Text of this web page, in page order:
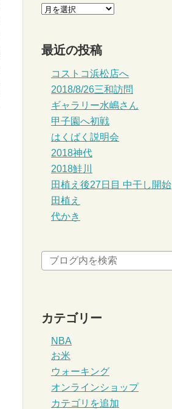
最近の投稿
コストコ浜松店へ
2018/8/26三和訪問
ギャラリー水嶋さん
甲子園へ初戦
はくばく説明会
2018神代
2018鮭川
田植え後27日目 中干し開始
田植え
代かき
カテゴリー
NBA
お米
ウォーキング
オンラインショップ
カテゴリを追加